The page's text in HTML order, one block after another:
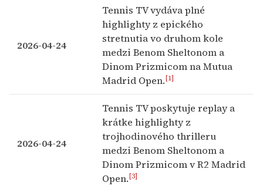
2026-04-24
Tennis TV vydáva plné
highlighty z epického
stretnutia vo druhom kole
medzi Benom Sheltonom a
Dinom Prizmicom na Mutua
Madrid Open.[1]
2026-04-24
Tennis TV poskytuje replay a
krátke highlighty z
trojhodinového thrilleru
medzi Benom Sheltonom a
Dinom Prizmicom v R2 Madrid
Open.[3]